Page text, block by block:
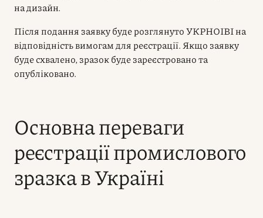
на дизайн.
Після подання заявку буде розглянуто УКРНОІВІ на
відповідність вимогам для реєстрації. Якщо заявку
буде схвалено, зразок буде зареєстровано та
опубліковано.
Основна переваги
реєстрації промислового
зразка в Україні